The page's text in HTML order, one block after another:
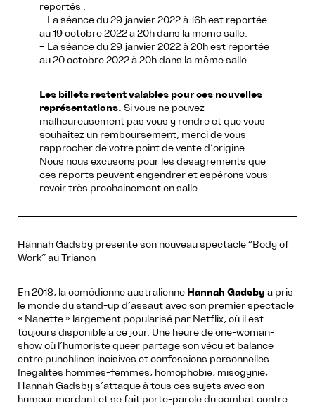
reportés :
– La séance du 29 janvier 2022 à 16h est reportée
au 19 octobre 2022 à 20h dans la même salle.
– La séance du 29 janvier 2022 à 20h est reportée
au 20 octobre 2022 à 20h dans la même salle.
Les billets restent valables pour ces nouvelles
représentations. Si vous ne pouvez
malheureusement pas vous y rendre et que vous
souhaitez un remboursement, merci de vous
rapprocher de votre point de vente d’origine.
Nous nous excusons pour les désagréments que
ces reports peuvent engendrer et espérons vous
revoir très prochainement en salle.
Hannah Gadsby présente son nouveau spectacle “Body of
Work” au Trianon
En 2018, la comédienne australienne Hannah Gadsby a pris
le monde du stand-up d’assaut avec son premier spectacle
« Nanette » largement popularisé par Netflix, où il est
toujours disponible à ce jour. Une heure de one-woman-
show où l’humoriste queer partage son vécu et balance
entre punchlines incisives et confessions personnelles.
Inégalités hommes-femmes, homophobie, misogynie,
Hannah Gadsby s’attaque à tous ces sujets avec son
humour mordant et se fait porte-parole du combat contre